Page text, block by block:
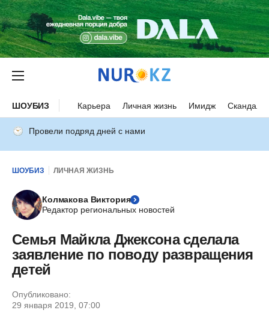
ШОУБИЗ Карьера Личная жизнь Имидж Скандалы
Провели подряд дней с нами
ШОУБИЗ ЛИЧНАЯ ЖИЗНЬ
Колмакова Виктория
Редактор региональных новостей
Семья Майкла Джексона сделала
заявление по поводу развращения
детей
Опубликовано:
29 января 2019, 07:00